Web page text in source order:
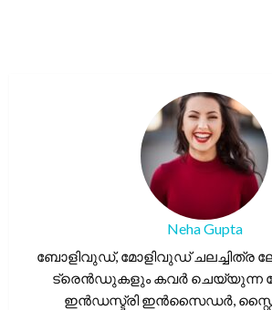
Neha Gupta
ബോളിവുഡ്, മോളിവുഡ് ചലച്ചിത്ര
ട്രെൻഡുകളും കവർ ചെയ്യുന്ന
ഇൻഡസ്ട്രി ഇൻസൈഡർ,